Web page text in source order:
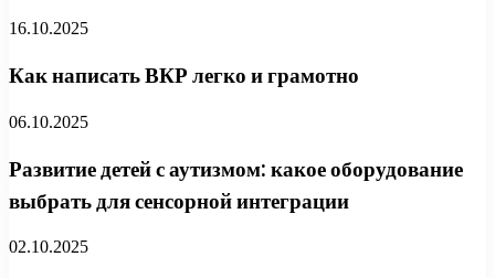
16.10.2025
Как написать ВКР легко и грамотно
06.10.2025
Развитие детей с аутизмом: какое оборудование
выбрать для сенсорной интеграции
02.10.2025